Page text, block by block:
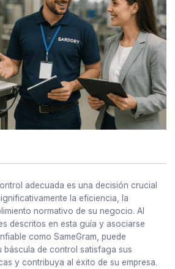
adecuada es una decisión crucial
la eficiencia, la
normativo de su negocio. Al
descritos en esta guía y asociarse
como SameGram, puede
báscula de control satisfaga sus
y contribuya al éxito de su empresa.